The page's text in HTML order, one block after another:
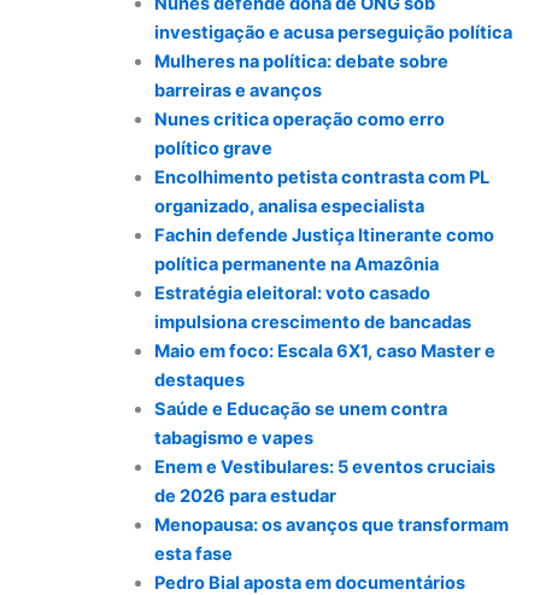
investigação e acusa perseguição política
Mulheres na política: debate sobre
barreiras e avanços
Nunes critica operação como erro
político grave
Encolhimento petista contrasta com PL
organizado, analisa especialista
Fachin defende Justiça Itinerante como
política permanente na Amazônia
Estratégia eleitoral: voto casado
impulsiona crescimento de bancadas
Maio em foco: Escala 6X1, caso Master e
destaques
Saúde e Educação se unem contra
tabagismo e vapes
Enem e Vestibulares: 5 eventos cruciais
de 2026 para estudar
Menopausa: os avanços que transformam
esta fase
Pedro Bial aposta em documentários